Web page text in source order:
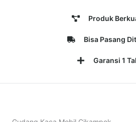
Produk
Bisa Pasang
Garansi 1